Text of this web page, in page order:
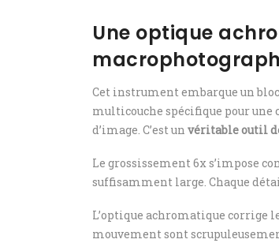
Une optique
Cet instrument embarque un
multicouche spécifique pour
d’image. C’est un véritable outil
Le grossissement 6x s’impose
suffisamment large. Chaque
L’optique achromatique corrige
mouvement sont